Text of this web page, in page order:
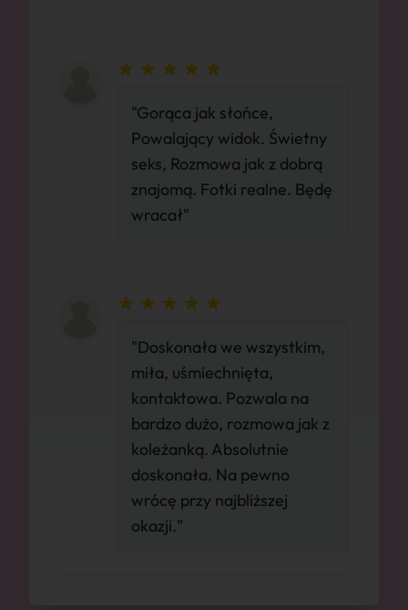
"Gorąca jak słońce,
Powalający widok. Świetny
seks, Rozmowa jak z dobrą
znajomą. Fotki realne. Będę
wracał"
"Doskonała we wszystkim,
miła, uśmiechnięta,
kontaktowa. Pozwala na
bardzo dużo, rozmowa jak z
koleżanką. Absolutnie
doskonała. Na pewno
wrócę przy najbliższej
okazji."